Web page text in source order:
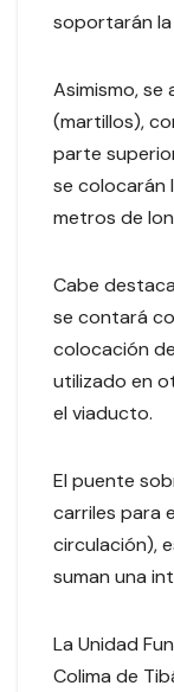
soportarán
Asimismo, se
(martillos),
parte
se colocarán
metros de
Cabe
se contará
colocación
utilizado en
el viaducto.
El puente
carriles para
circulación),
suman una
La Unidad
Colima de